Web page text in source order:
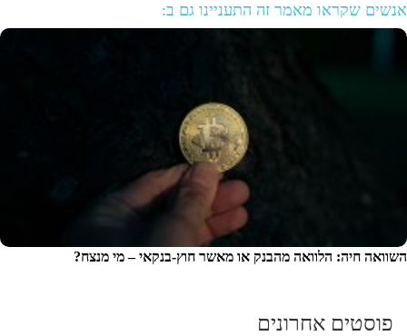
אנשים שקראו מאמר זה התעניינו גם ב:
השוואה חיה: הלוואה מהבנק או מאשר חוץ‑בנקאי – מי מנצח?
פוסטים אחרונים